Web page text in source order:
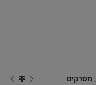
מסרקים